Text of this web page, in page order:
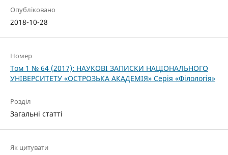
Опубліковано
2018-10-28
Номер
Том 1 № 64 (2017): НАУКОВІ ЗАПИСКИ НАЦІОНАЛЬНОГО
УНІВЕРСИТЕТУ «ОСТРОЗЬКА АКАДЕМІЯ» Серія «Філологія»
Розділ
Загальні статті
Як цитувати